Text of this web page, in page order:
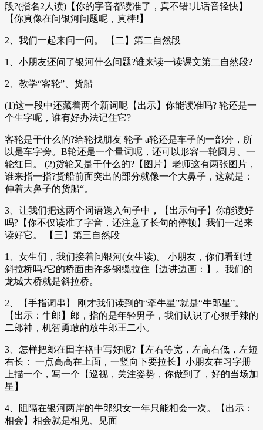
段?(指名2人读)【你的字音都读准了，真不错!儿话音轻快】
【你真像在问银河问题呢，真棒!】
2、我们一起来问一问。 【二】第二自然段
1、小朋友还问了银河什么问题?谁来读一读课文第二自然段?
2、教学“客轮”、货船
(1)这一段中还藏着两个新词呢【出示】你能读准吗? 轮还是一
个生字呢，谁有好办法记住它?
客轮是干什么的?给轮找朋友 轮子 a轮还是车子的一部分，所
以是车字旁。B轮还是一个量词呢，还可以形容一轮圆月、一
轮红日。 (2)货轮又是干什么的?【图片】老师这有两张图片，
谁来指一指?货船前面突出的部分就像一个大鼻子，这就是：
伸着大鼻子的货船“。
3、让我们把这两个词语送入句子中，【出示句子】你能读好
吗?【你不仅读准了字音，还注意了长句的停顿】我们一起来
读好它。 【三】第三自然段
1、女生们，我们接着问银河(女生读)。 小朋友，你们看到过
斜拉桥吗?它的桥面由许多钢缆拉住【边讲边画：】。我们的
龙城大桥就是斜拉桥。
2、【手指词串】 刚才我们读到的“牵牛星”就是“牛郎星”。
【出示：牛郎】郎，指的是年轻男子，我们认识了心狠手辣的
二郎神，机智勇敢的放牛郎王二小。
3、怎样把郎在田字格中写好呢?【左右等宽，左高右低，左短
右长： 一点高高在上面，一竖向下要拉长】小朋友在习字册
上描一个，写一个【巡视，关注姿势，你做到了，好的当场加
星】
4、阻隔在银河两岸的牛郎织女一年只能相会一次。【出示：
相会】相会就是相见、见面